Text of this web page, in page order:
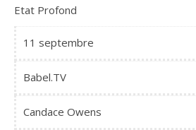
Etat Profond
11 septembre
Babel.TV
Candace Owens